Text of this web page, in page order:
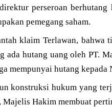
perseroan berhutang
pemegang saham.
klaim Terlawan,
ada hutang uang oleh PT.
mempunyai hutang kepada
konstruksi hukum yang
Hakim membuat